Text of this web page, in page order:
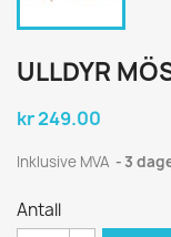
ULLDYR
kr 249.00
Inklusive MVA 3
Antall